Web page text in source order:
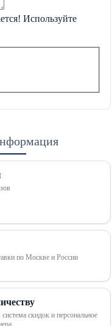
Используйте
по Москве и России
скидок и персональное